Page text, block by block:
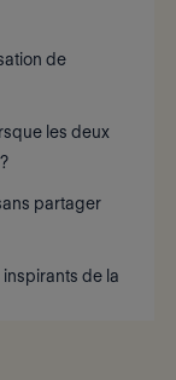
de
les deux
partager
de la